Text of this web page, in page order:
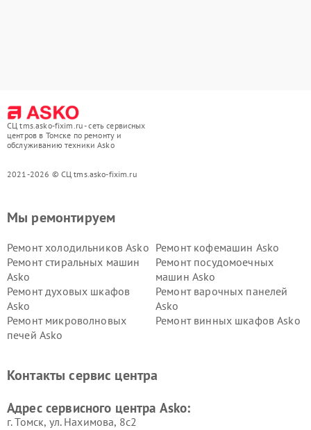
СЦ tms.asko-fixim.ru - сеть сервисных
центров в Томске по ремонту и
обслуживанию техники Asko
2021-2026 © СЦ tms.asko-fixim.ru
Мы ремонтируем
Ремонт холодильников Asko Ремонт кофемашин Asko
Ремонт стиральных машин
Asko
Ремонт посудомоечных
машин Asko
Ремонт духовых шкафов
Asko
Ремонт варочных панелей
Asko
Ремонт микроволновых
печей Asko
Ремонт винных шкафов Asko
Ремонт подогревателей
Ремонт промышленных
Asko
Контакты сервис центра
Адрес сервисного центра Asko:
г. Томск, ул. Нахимова, 8с2